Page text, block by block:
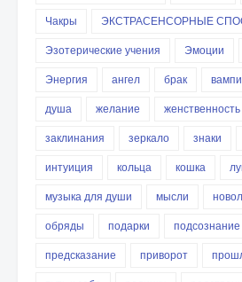
Чакры
ЭКСТРАСЕНСОРНЫЕ
Эзотерические учения
Эмоции
Энергия
ангел брак
душа
желание женственность
заклинания
зеркало знаки
интуиция
кольца кошка
музыка для души
мысли
обряды
подарки подсознание
предсказание
приворот